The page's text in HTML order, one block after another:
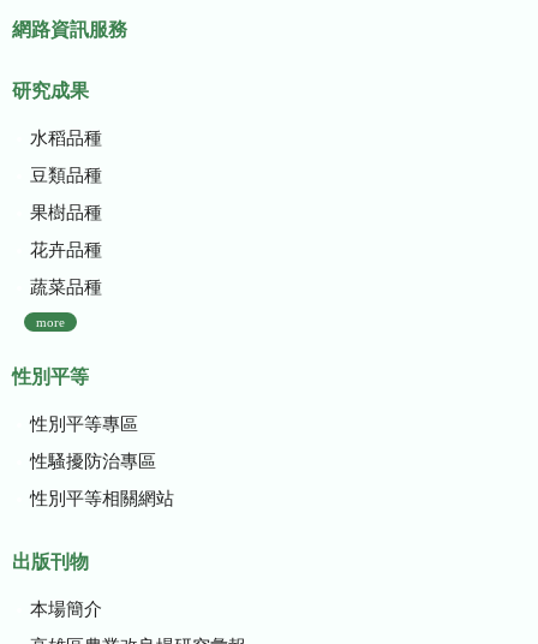
網路資訊服務
研究成果
水稻品種
豆類品種
果樹品種
花卉品種
蔬菜品種
more
性別平等
性別平等專區
性騷擾防治專區
性別平等相關網站
出版刊物
本場簡介